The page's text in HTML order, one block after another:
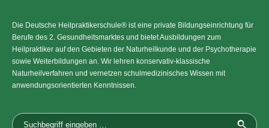
Die Deutsche Heilpraktikerschule® ist eine private Bildungseinrichtung für
Berufe des 2. Gesundheitsmarktes und bietet Ausbildungen zum
Heilpraktiker auf den Gebieten der Naturheilkunde und der Psychotherapie
sowie Weiterbildungen an. Wir lehren konservativ-klassische
Naturheilverfahren und vernetzen schulmedizinisches Wissen mit
anwendungsorientierten Kenntnissen.